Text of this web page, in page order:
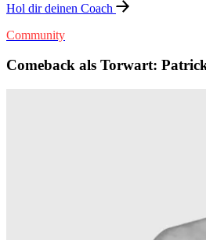
Hol dir deinen Coach
Community
Comeback als Torwart: